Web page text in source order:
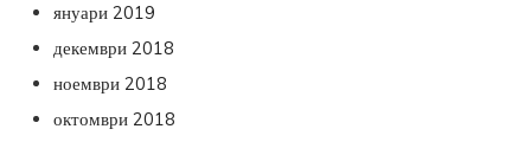
януари 2019
декември 2018
ноември 2018
октомври 2018